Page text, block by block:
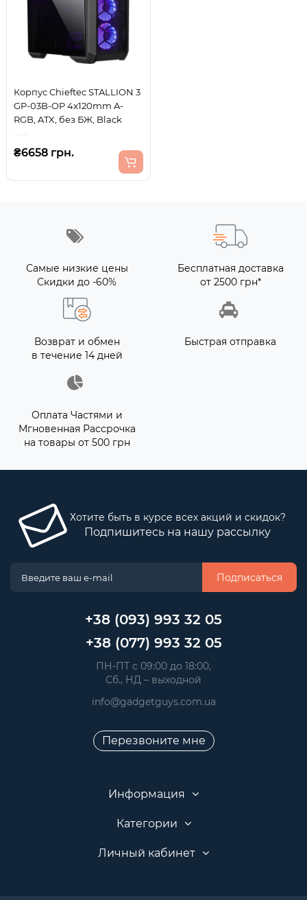
Корпус Chieftec STALLION 3
GP-03B-OP 4x120mm A-
RGB, ATX, без БЖ, Black
₴6658 грн.
Самые низкие цены
Скидки до -60%
Бесплатная доставка
от 2500 грн*
Возврат и обмен
в течение 14 дней
Быстрая отправка
Оплата Частями и
Мгновенная Рассрочка
на товары от 500 грн
Хотите быть в курсе всех акций и скидок?
Подпишитесь на нашу рассылку
Подписаться
+38 (093) 993 32 05
+38 (077) 993 32 05
ПН-ПТ с 09:00 до 18:00,
Сб., НД – выходной
info@gadgetguys.com.ua
Перезвоните мне
Информация
Категории
Личный кабинет